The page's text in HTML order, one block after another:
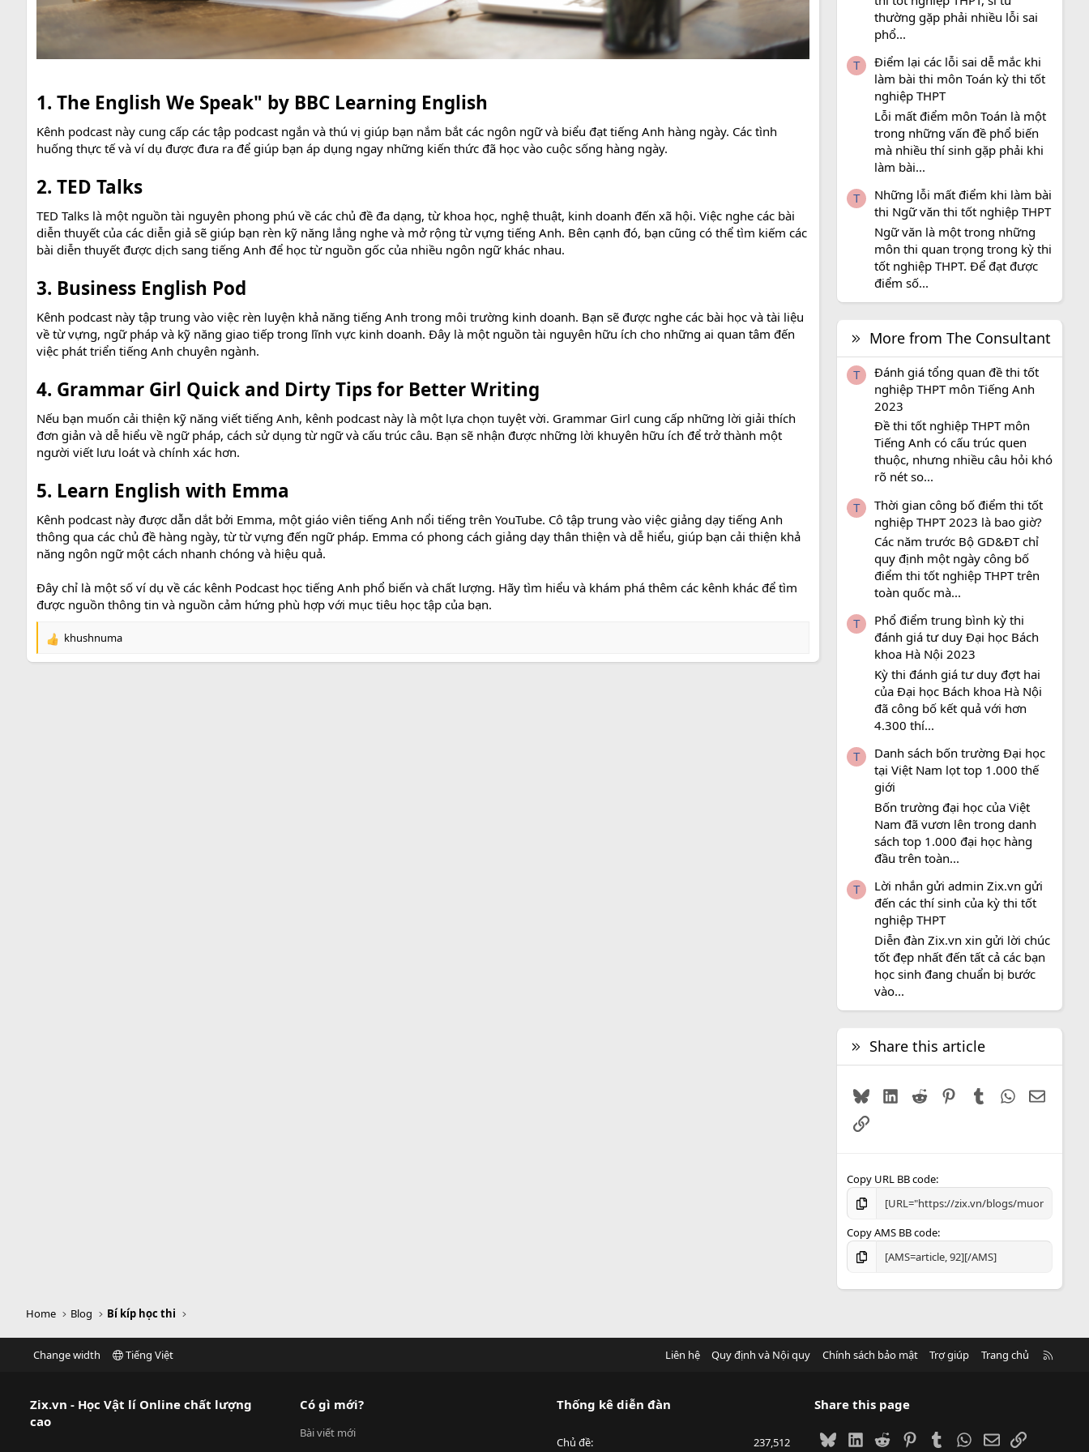
1. The English We Speak" by BBC Learning English
Kênh podcast này cung cấp các tập podcast ngắn và thú vị giúp bạn nắm bắt các ngôn ngữ và biểu đạt tiếng Anh hàng ngày. Các tình
huống thực tế và ví dụ được đưa ra để giúp bạn áp dụng ngay những kiến thức đã học vào cuộc sống hàng ngày.
2. TED Talks
TED Talks là một nguồn tài nguyên phong phú về các chủ đề đa dạng, từ khoa học, nghệ thuật, kinh doanh đến xã hội. Việc nghe các bài
diễn thuyết của các diễn giả sẽ giúp bạn rèn kỹ năng lắng nghe và mở rộng từ vựng tiếng Anh. Bên cạnh đó, bạn cũng có thể tìm kiếm các
bài diễn thuyết được dịch sang tiếng Anh để học từ nguồn gốc của nhiều ngôn ngữ khác nhau.
3. Business English Pod
Kênh podcast này tập trung vào việc rèn luyện khả năng tiếng Anh trong môi trường kinh doanh. Bạn sẽ được nghe các bài học và tài liệu
về từ vựng, ngữ pháp và kỹ năng giao tiếp trong lĩnh vực kinh doanh. Đây là một nguồn tài nguyên hữu ích cho những ai quan tâm đến
việc phát triển tiếng Anh chuyên ngành.
4. Grammar Girl Quick and Dirty Tips for Better Writing
Nếu bạn muốn cải thiện kỹ năng viết tiếng Anh, kênh podcast này là một lựa chọn tuyệt vời. Grammar Girl cung cấp những lời giải thích
đơn giản và dễ hiểu về ngữ pháp, cách sử dụng từ ngữ và cấu trúc câu. Bạn sẽ nhận được những lời khuyên hữu ích để trở thành một
người viết lưu loát và chính xác hơn.
5. Learn English with Emma
Kênh podcast này được dẫn dắt bởi Emma, một giáo viên tiếng Anh nổi tiếng trên YouTube. Cô tập trung vào việc giảng dạy tiếng Anh
thông qua các chủ đề hàng ngày, từ từ vựng đến ngữ pháp. Emma có phong cách giảng dạy thân thiện và dễ hiểu, giúp bạn cải thiện khả
năng ngôn ngữ một cách nhanh chóng và hiệu quả.
Đây chỉ là một số ví dụ về các kênh Podcast học tiếng Anh phổ biến và chất lượng. Hãy tìm hiểu và khám phá thêm các kênh khác để tìm
được nguồn thông tin và nguồn cảm hứng phù hợp với mục tiêu học tập của bạn.
R
e
khushnuma
thường gặp phải nhiều lỗi sai
phổ...
T
Điểm lại các lỗi sai dễ mắc khi
làm bài thi môn Toán kỳ thi tốt
nghiệp THPT
Lỗi mất điểm môn Toán là một
trong những vấn đề phổ biến
mà nhiều thí sinh gặp phải khi
làm bài...
T
Những lỗi mất điểm khi làm bài
thi Ngữ văn thi tốt nghiệp THPT
Ngữ văn là một trong những
môn thi quan trọng trong kỳ thi
tốt nghiệp THPT. Để đạt được
điểm số...
More from The Consultant
T
Đánh giá tổng quan đề thi tốt
nghiệp THPT môn Tiếng Anh
2023
Đề thi tốt nghiệp THPT môn
Tiếng Anh có cấu trúc quen
thuộc, nhưng nhiều câu hỏi khó
rõ nét so...
T
Thời gian công bố điểm thi tốt
nghiệp THPT 2023 là bao giờ?
Các năm trước Bộ GD&ĐT chỉ
quy định một ngày công bố
điểm thi tốt nghiệp THPT trên
toàn quốc mà...
T
Phổ điểm trung bình kỳ thi
đánh giá tư duy Đại học Bách
khoa Hà Nội 2023
Kỳ thi đánh giá tư duy đợt hai
của Đại học Bách khoa Hà Nội
đã công bố kết quả với hơn
4.300 thí...
T
Danh sách bốn trường Đại học
tại Việt Nam lọt top 1.000 thế
giới
Bốn trường đại học của Việt
Nam đã vươn lên trong danh
sách top 1.000 đại học hàng
đầu trên toàn...
T
Lời nhắn gửi admin Zix.vn gửi
đến các thí sinh của kỳ thi tốt
nghiệp THPT
Diễn đàn Zix.vn xin gửi lời chúc
tốt đẹp nhất đến tất cả các bạn
học sinh đang chuẩn bị bước
vào...
Share this article
BlueskyLinkedIn
Reddit PinterestTumblrWhatsApp
Email
Link
Copy URL BB code
Copy AMS BB code
Home Blog Bí kíp học thi
Change width Tiếng Việt Liên hệ Quy định và Nội quy Chính sách bảo mật Trợ giúp Trang chủ
Zix.vn - Học Vật lí Online chất lượng
cao
Có gì mới?
Bài viết mới
Thống kê diễn đàn
Chủ đề 237,512
Share this page
BlueskyLinkedIn
Reddit PinterestTumblrWhatsApp
EmailLink